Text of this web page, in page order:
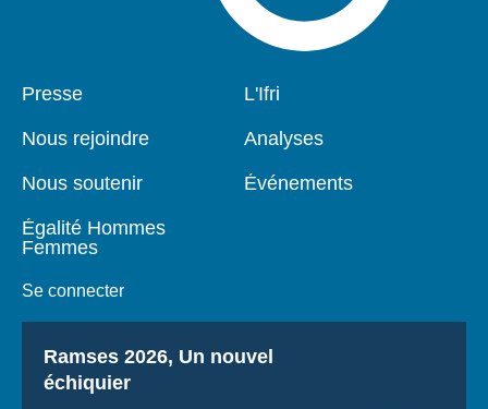
Pied
Presse
Nous rejoindre
Nous soutenir
Égalité Hommes
Femmes
Se connecter
Navigation
L'Ifri
Analyses
Événements
Titre
Ramses 2026, Un nouvel
échiquier